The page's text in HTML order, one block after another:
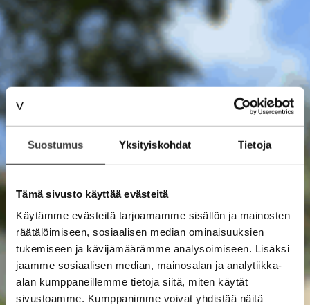
Suostumus Yksityiskohdat Tietoja
Tämä sivusto käyttää evästeitä
Käytämme evästeitä tarjoamamme sisällön ja mainosten
räätälöimiseen, sosiaalisen median ominaisuuksien
tukemiseen ja kävijämäärämme analysoimiseen. Lisäksi
jaamme sosiaalisen median, mainosalan ja analytiikka-
alan kumppaneillemme tietoja siitä, miten käytät
sivustoamme. Kumppanimme voivat yhdistää näitä